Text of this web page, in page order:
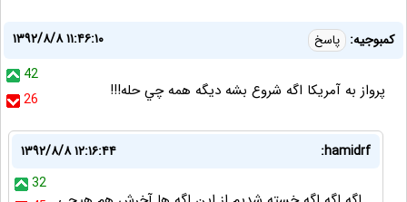
كمبوجيه: پاسخ
۱۳۹۲/۸/۸ ۱۱:۴۶:۱۰
42
26
پرواز به آمريكا اگه شروع بشه ديگه همه چي حله!!!
hamidrf:
۱۳۹۲/۸/۸ ۱۲:۱۶:۴۴
32